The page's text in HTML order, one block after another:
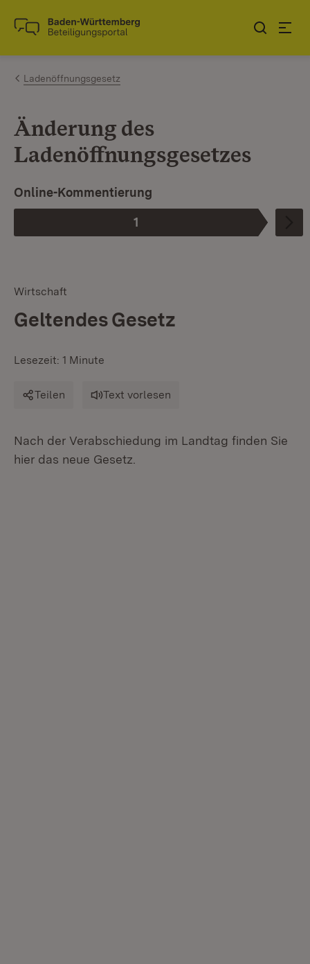
Zum Inhalt springen
Link zur Startseite
Ladenöffnungsgesetz
Änderung des
Ladenöffnungsgesetzes
Phase
1
:
Ist die aktuelle Phase.
Online-Kommentierung
Wirtschaft
Geltendes Gesetz
Lesezeit: 1 Minute
Teilen Text vorlesen
Nach der Verabschiedung im Landtag finden Sie
hier das neue Gesetz.